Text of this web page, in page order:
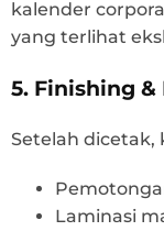
kalender
yang terlihat
5. Finishing
Setelah dicetak,
Laminasi